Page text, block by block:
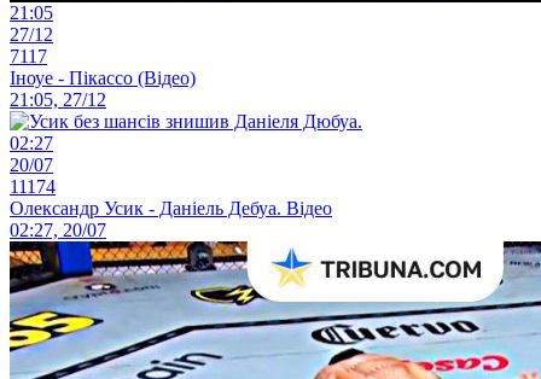
21:05
27/12
7117
Іноуе - Пікассо (Відео)
21:05, 27/12
02:27
20/07
11174
Олександр Усик - Даніель Дебуа. Відео
02:27, 20/07